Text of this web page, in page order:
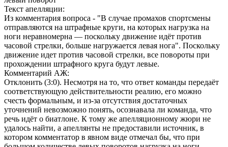
Текст апелляции:
Из комментария вопроса - "В случае промахов спортсмены
отправляются на штрафные круги, на которых нагрузка на
ноги неравномерна — поскольку движение идёт против
часовой стрелки, больше нагружается левая нога". Поскольку
движение идет против часовой стрелки, все повороты при
прохождении штрафного круга будут левые.
Комментарий АЖ:
Отклонить (3:0). Несмотря на то, что ответ команды передаёт
соответствующую действительности реалию, его можно
счесть формальным, и из-за отсутствия достаточных
уточнений невозможно понять, осознавала ли команда, что
речь идёт о биатлоне. К тому же апелляционному жюри не
удалось найти, а апеллянты не предоставили источник, в
котором комментатор в явном виде отмечал бы, что при